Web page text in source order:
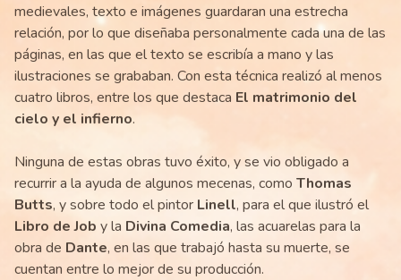
medievales, texto e imágenes guardaran una estrecha
relación, por lo que diseñaba personalmente cada una de las
páginas, en las que el texto se escribía a mano y las
ilustraciones se grababan. Con esta técnica realizó al menos
cuatro libros, entre los que destaca El matrimonio del
cielo y el infierno.
Ninguna de estas obras tuvo éxito, y se vio obligado a
recurrir a la ayuda de algunos mecenas, como Thomas
Butts, y sobre todo el pintor Linell, para el que ilustró el
Libro de Job y la Divina Comedia, las acuarelas para la
obra de Dante, en las que trabajó hasta su muerte, se
cuentan entre lo mejor de su producción.